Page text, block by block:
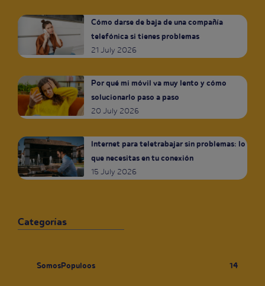
Cómo darse de baja de una compañía
telefónica si tienes problemas
21 July 2026
Por qué mi móvil va muy lento y cómo
solucionarlo paso a paso
20 July 2026
Internet para teletrabajar sin problemas: lo
que necesitas en tu conexión
15 July 2026
Categorías
SomosPopuloos 14